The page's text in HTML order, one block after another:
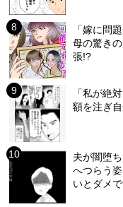
「嫁に問
母の驚き
張!?
「私が絶
額を注ぎ
夫が闇堕
へつらう
いとダメ